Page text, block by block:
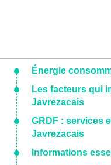
Énergie
Les facteurs qui
Javrezacais
GRDF : services
Javrezacais
Informations